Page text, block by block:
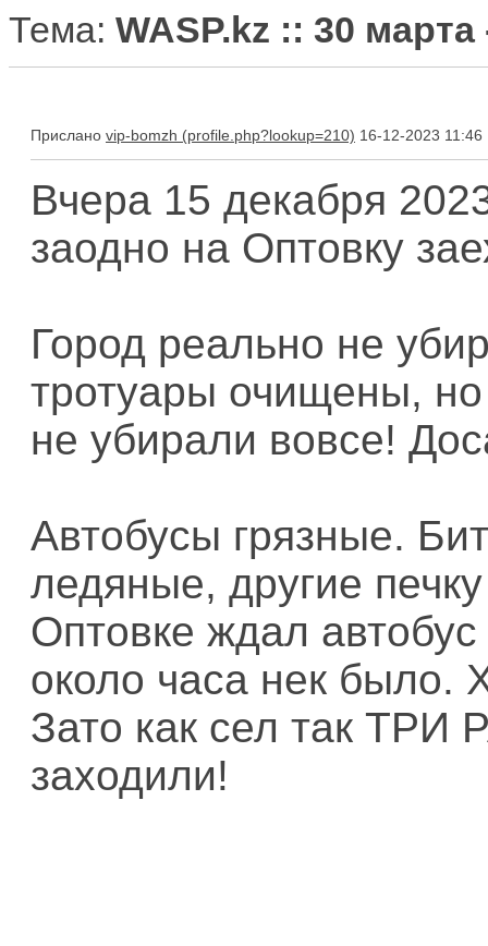
Тема: WASP.kz :: 30
Прислано vip-bomzh 16-12-2023 11:46
Вчера 15 декабря
заодно на Оптовку
Город реально не
тротуары очищены,
не убирали вовсе!
Автобусы грязные.
ледяные, другие
Оптовке ждал
около часа нек было.
Зато как сел так ТРИ
заходили!